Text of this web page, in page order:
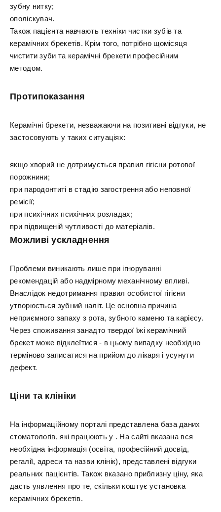
зубну нитку;
ополіскувач.
Також пацієнта навчають техніки чистки зубів та
керамічних брекетів. Крім того, потрібно щомісяця
чистити зуби та керамічні брекети професійним
методом.
Протипоказання
Керамічні брекети, незважаючи на позитивні відгуки, не
застосовують у таких ситуаціях:
якщо хворий не дотримується правил гігієни ротової
порожнини;
при пародонтиті в стадію загострення або неповної
ремісії;
при психічних психічних розладах;
при підвищеній чутливості до матеріалів.
Можливі ускладнення
Проблеми виникають лише при ігноруванні
рекомендацій або надмірному механічному впливі.
Внаслідок недотримання правил особистої гігієни
утворюється зубний наліт. Це основна причина
неприємного запаху з рота, зубного каменю та карієсу.
Через споживання занадто твердої їжі керамічний
брекет може відклеїтися - в цьому випадку необхідно
терміново записатися на прийом до лікаря і усунути
дефект.
Ціни та клініки
На інформаційному порталі представлена база даних
стоматологів, які працюють у . На сайті вказана вся
необхідна інформація (освіта, професійний досвід,
регалії, адреси та назви клінік), представлені відгуки
реальних пацієнтів. Також вказано приблизну ціну, яка
дасть уявлення про те, скільки коштує установка
керамічних брекетів.